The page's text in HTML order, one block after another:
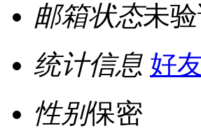
邮箱状态未
统计信息 好
性别保密